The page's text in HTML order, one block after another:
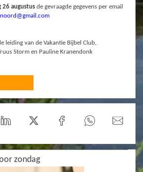
augustus de gevraagde gegevens per email
leiding van de Vakantie Bijbel Club,
Storm en Pauline Kranendonk
zondag